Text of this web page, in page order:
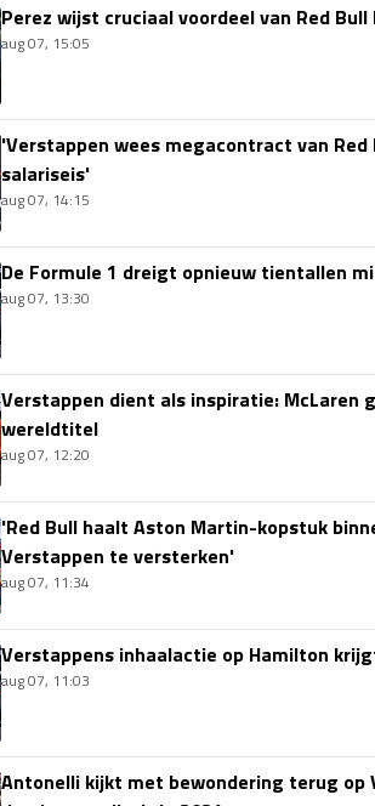
Perez wijst cruciaal voordeel van Red Bull
aug 07, 15:05
'Verstappen wees megacontract van
salariseis'
aug 07, 14:15
De Formule 1 dreigt opnieuw tientallen
aug 07, 13:30
Verstappen dient als inspiratie: McLaren
wereldtitel
aug 07, 12:20
'Red Bull haalt Aston Martin-kopstuk
Verstappen te versterken'
aug 07, 11:34
Verstappens inhaalactie op Hamilton
aug 07, 11:03
Antonelli kijkt met bewondering terug op